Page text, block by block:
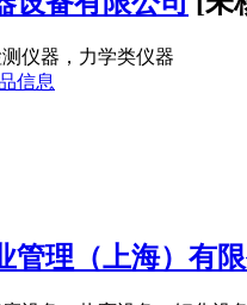
测仪器，力学类仪器
信息
管理（上海）有